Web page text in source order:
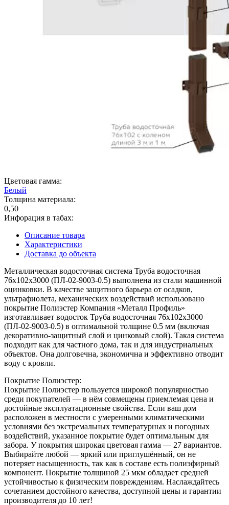
Цветовая гамма:
Белый
Толщина материала:
0,50
Инфорация в табах:
Описание товара
Характеристики
Доставка до объекта
Металлическая водосточная система Труба водосточная
76х102х3000 (ПЛ-02-9003-0.5) выполнена из стали машинной
оцинковки. В качестве защитного барьера от осадков,
ультрафиолета, механических воздействий использовано
покрытие Полиэстер Компания «Металл Профиль»
изготавливает водосток Труба водосточная 76х102х3000
(ПЛ-02-9003-0.5) в оптимальной толщине 0.5 мм (включая
декоративно-защитный слой и цинковый слой). Такая система
подходит как для частного дома, так и для индустриальных
объектов. Она долговечна, экономична и эффективно отводит
воду с кровли.
Покрытие Полиэстер:
Покрытие Полиэстер пользуется широкой популярностью
среди покупателей — в нём совмещены приемлемая цена и
достойные эксплуатационные свойства. Если ваш дом
расположен в местности с умеренными климатическими
условиями без экстремальных температурных и погодных
воздействий, указанное покрытие будет оптимальным для
забора. У покрытия широкая цветовая гамма — 27 вариантов.
Выбирайте любой — яркий или приглушённый, он не
потеряет насыщенность, так как в составе есть полиэфирный
компонент. Покрытие толщиной 25 мкм обладает средней
устойчивостью к физическим повреждениям. Наслаждайтесь
сочетанием достойного качества, доступной цены и гарантии
производителя до 10 лет!